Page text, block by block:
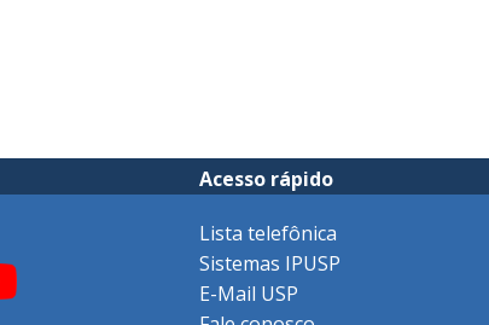
Acesso rápido
Lista telefônica
Sistemas IPUSP
E-Mail USP